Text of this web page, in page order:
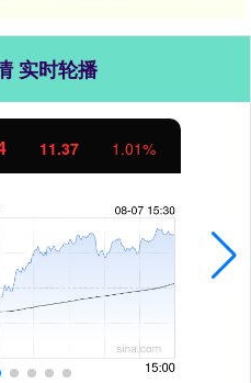
实时轮播
11.37 1.01%